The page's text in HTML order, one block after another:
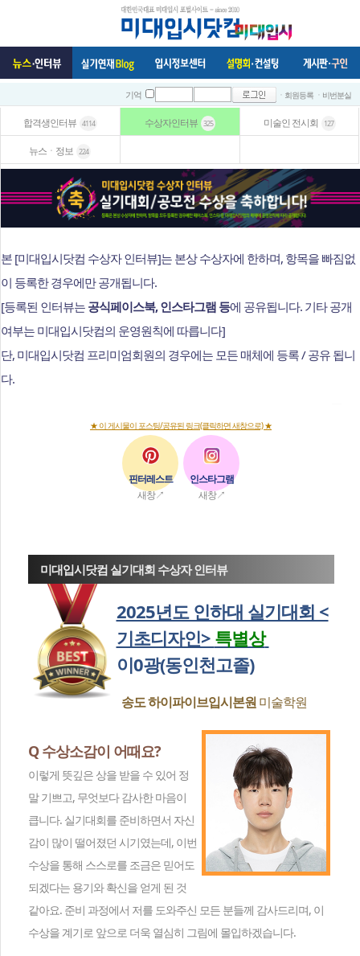
기억 ㆍ회원등록 ㆍ비번분실
합격생인터뷰 4114 수상자인터뷰 325 미술인 전시회 127
뉴스ㆍ정보 224
본 [미대입시닷컴 수상자 인터뷰]는 본상 수상자에 한하며, 항목을 빠짐없
이 등록한 경우에만 공개됩니다.
[등록된 인터뷰는 공식페이스북, 인스타그램 등에 공유됩니다. 기타 공개
여부는 미대입시닷컴의 운영원칙에 따릅니다]
단, 미대입시닷컴 프리미엄회원의 경우에는 모든 매체에 등록 / 공유 됩니
다.
★ 이 게시물이 포스팅/공유된 링크(클릭하면 새창으로) ★
핀터레스트
새창↗
인스타그램
새창↗
미대입시닷컴 실기대회 수상자 인터뷰
2025년도 인하대 실기대회 <
기초디자인> 특별상
이0광(동인천고졸)
송도 하이파이브입시본원미술학원
Q 수상소감이 어때요?
이렇게 뜻깊은 상을 받을 수 있어 정
말 기쁘고, 무엇보다 감사한 마음이
큽니다. 실기대회를 준비하면서 자신
감이 많이 떨어졌던 시기였는데, 이번
수상을 통해 스스로를 조금은 믿어도
되겠다는 용기와 확신을 얻게 된 것
같아요. 준비 과정에서 저를 도와주신 모든 분들께 감사드리며, 이
수상을 계기로 앞으로 더욱 열심히 그림에 몰입하겠습니다.